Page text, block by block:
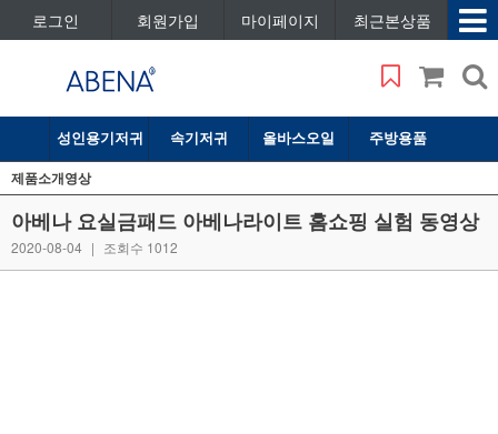
로그인 회원가입 마이페이지 최근본상품
성인용기저귀 속기저귀 올바스오일 주방용품
제품소개영상
아베나 요실금패드 아베나라이트 홈쇼핑 실험 동영상
2020-08-04 | 조회수 1012